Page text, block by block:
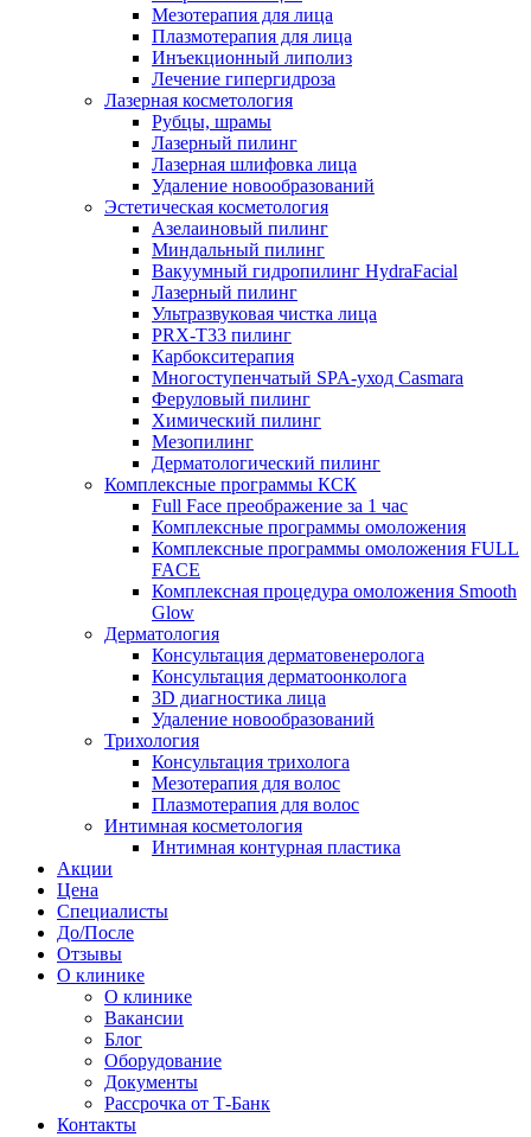
Мезотерапия для лица
Плазмотерапия для лица
Инъекционный липолиз
Лечение гипергидроза
Лазерная косметология
Рубцы, шрамы
Лазерный пилинг
Лазерная шлифовка лица
Удаление новообразований
Эстетическая косметология
Азелаиновый пилинг
Миндальный пилинг
Вакуумный гидропилинг HydraFacial
Лазерный пилинг
Ультразвуковая чистка лица
PRX-T33 пилинг
Карбокситерапия
Многоступенчатый SPA-уход Сasmara
Феруловый пилинг
Химический пилинг
Мезопилинг
Дерматологический пилинг
Комплексные программы КСК
Full Face преображение за 1 час
Комплексные программы омоложения
Комплексные программы омоложения FULL
FACE
Комплексная процедура омоложения Smooth
Glow
Дерматология
Консультация дерматовенеролога
Консультация дерматоонколога
3D диагностика лица
Удаление новообразований
Трихология
Консультация трихолога
Мезотерапия для волос
Плазмотерапия для волос
Интимная косметология
Интимная контурная пластика
Акции
Цена
Специалисты
До/После
Отзывы
О клинике
О клинике
Вакансии
Блог
Оборудование
Документы
Рассрочка от Т-Банк
Контакты